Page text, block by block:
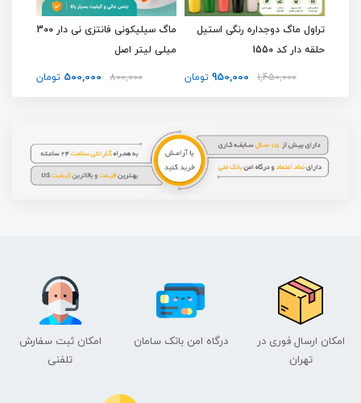
تراول ماگ دوجداره رنگی استیل
حلقه دار کد 1550
1,450,000
950,000 تومان
ماگ سیلیکونی فانتزی نی دار 300
میلی لیتر اصل
800,000
500,000 تومان
امکان ارسال فوری در
تهران
درگاه امن بانک سامان
امکان ثبت سفارش
تلفنی